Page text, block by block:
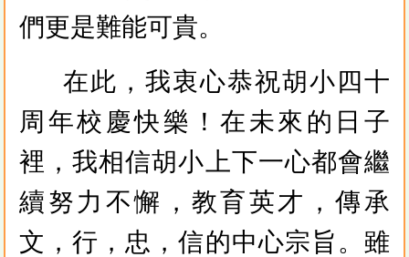
們更是難能可貴。
在此，我衷心恭祝胡小四十
周年校慶快樂！在未來的日子
裡，我相信胡小上下一心都會繼
續努力不懈，教育英才，傳承
文，行，忠，信的中心宗旨。雖